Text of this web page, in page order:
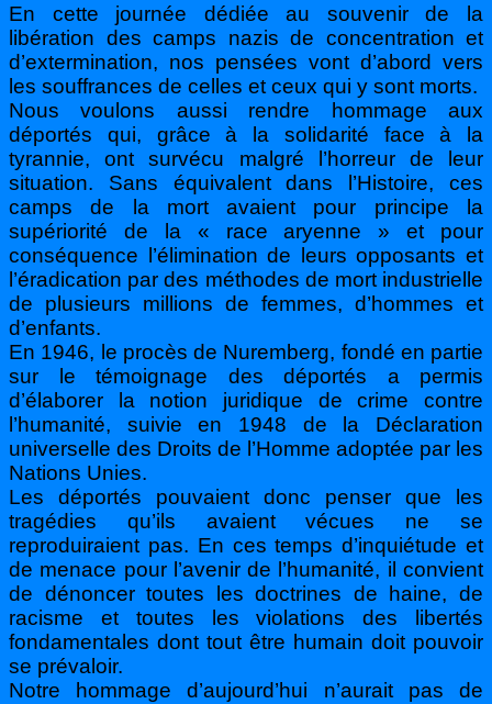
En cette journée dédiée au souvenir de la
libération des camps nazis de concentration et
d’extermination, nos pensées vont d’abord vers
les souffrances de celles et ceux qui y sont morts.
Nous voulons aussi rendre hommage aux
déportés qui, grâce à la solidarité face à la
tyrannie, ont survécu malgré l’horreur de leur
situation. Sans équivalent dans l’Histoire, ces
camps de la mort avaient pour principe la
supériorité de la « race aryenne » et pour
conséquence l’élimination de leurs opposants et
l’éradication par des méthodes de mort industrielle
de plusieurs millions de femmes, d’hommes et
d’enfants.
En 1946, le procès de Nuremberg, fondé en partie
sur le témoignage des déportés a permis
d’élaborer la notion juridique de crime contre
l’humanité, suivie en 1948 de la Déclaration
universelle des Droits de l’Homme adoptée par les
Nations Unies.
Les déportés pouvaient donc penser que les
tragédies qu’ils avaient vécues ne se
reproduiraient pas. En ces temps d’inquiétude et
de menace pour l’avenir de l’humanité, il convient
de dénoncer toutes les doctrines de haine, de
racisme et toutes les violations des libertés
fondamentales dont tout être humain doit pouvoir
se prévaloir.
Notre hommage d’aujourd’hui n’aurait pas de